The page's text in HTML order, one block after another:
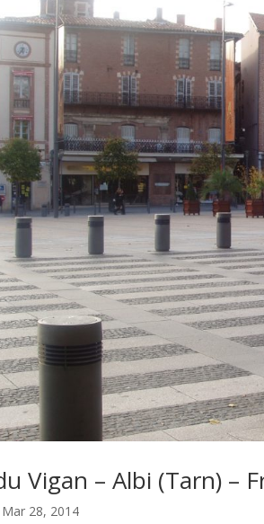
Vigan – Albi (Tarn) –
Mar 28, 2014